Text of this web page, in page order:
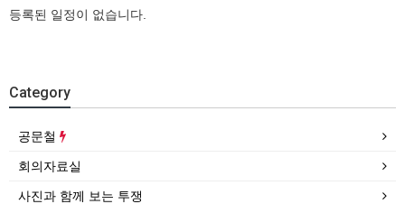
등록된 일정이 없습니다.
Category
공문철
회의자료실
사진과 함께 보는 투쟁